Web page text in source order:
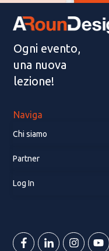
Ogni evento,
una nuova
lezione!
Naviga
Chi siamo
Partner
Log In